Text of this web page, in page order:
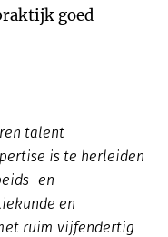
goed
talent
is te herleiden
en
en
ruim vijfendertig